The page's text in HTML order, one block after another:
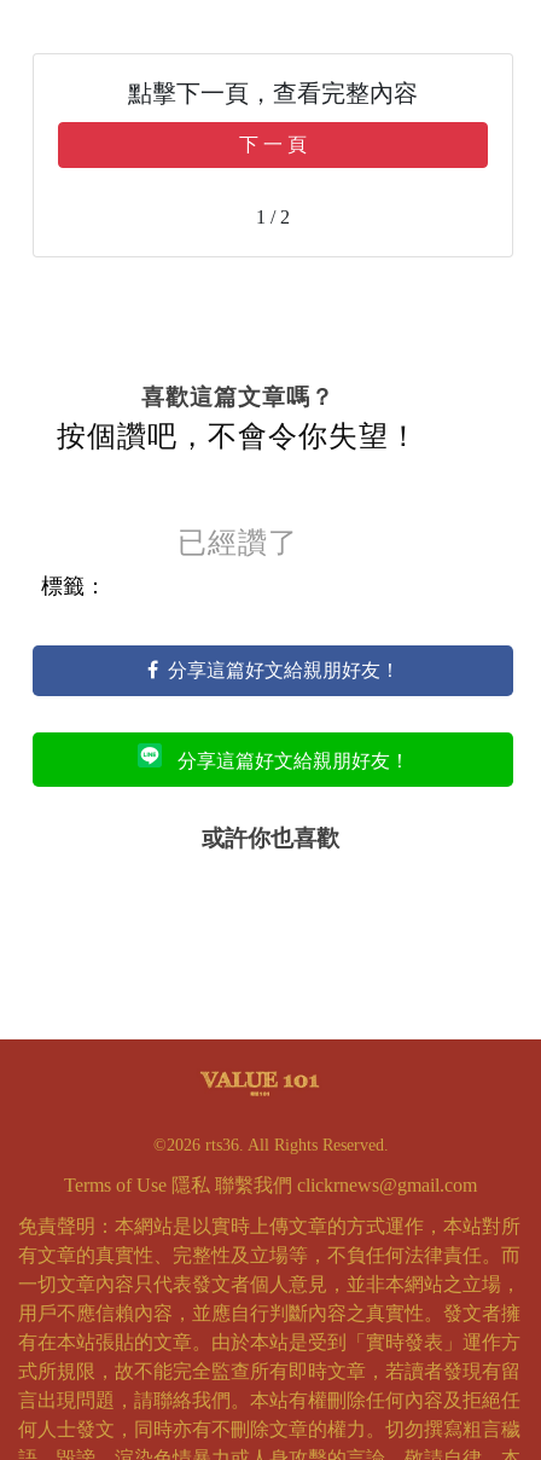
點擊下一頁，查看完整內容
下 一 頁
1 / 2
喜歡這篇文章嗎？
按個讚吧，不會令你失望！
已經讚了
標籤：
分享這篇好文給親朋好友！
分享這篇好文給親朋好友！
或許你也喜歡
©2026 rts36. All Rights Reserved.
Terms of Use 隱私 聯繫我們 clickrnews@gmail.com
免責聲明：本網站是以實時上傳文章的方式運作，本站對所
有文章的真實性、完整性及立場等，不負任何法律責任。而
一切文章內容只代表發文者個人意見，並非本網站之立場，
用戶不應信賴內容，並應自行判斷內容之真實性。發文者擁
有在本站張貼的文章。由於本站是受到「實時發表」運作方
式所規限，故不能完全監查所有即時文章，若讀者發現有留
言出現問題，請聯絡我們。本站有權刪除任何內容及拒絕任
何人士發文，同時亦有不刪除文章的權力。切勿撰寫粗言穢